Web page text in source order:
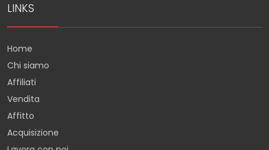
LINKS
Home
Chi siamo
Affiliati
Vendita
Affitto
Acquisizione